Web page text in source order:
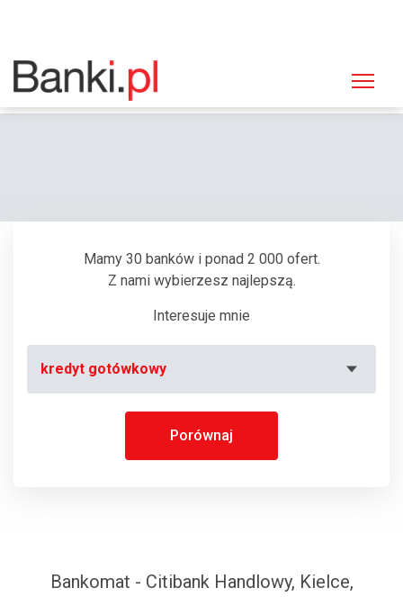
Strona główna
Bankomat Citibank Handlowy, Kielce, Sienkiewicza 58
Mamy 30 banków i ponad 2 000 ofert.
Z nami wybierzesz najlepszą.
Interesuje mnie
kredyt gotówkowy
Porównaj
Bankomat - Citibank Handlowy, Kielce,